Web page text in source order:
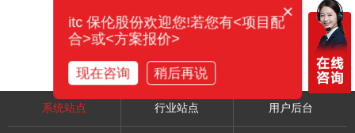
系统站点 行业站点 用户后台
×
itc 保伦股份欢迎您!若您有<项目配
合>或<方案报价>
现在咨询 稍后再说